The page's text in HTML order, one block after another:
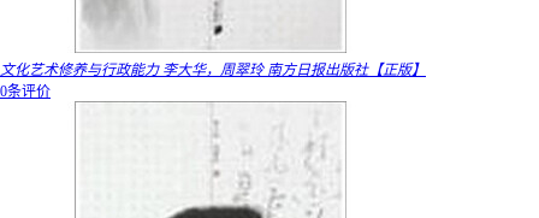
文化艺术修养与行政能力 李大华，周翠玲 南方日报出版社【正版】
0条评价